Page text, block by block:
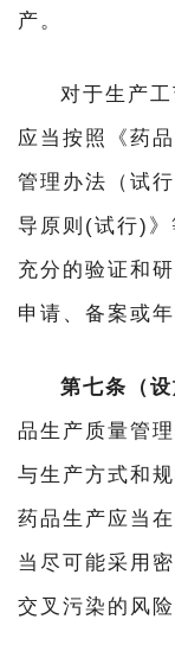
产。
对于生产
应当按照《药
管理办法（试
导原则(试行)》
充分的验证和
申请、备案或年
第七条（设
品生产质量管
与生产方式和
药品生产应当
当尽可能采用
交叉污染的风险